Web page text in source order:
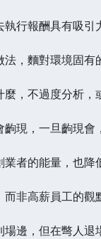
行報酬具有吸引
，麵對環境固有
，不過度分析，
現，一旦齣現會
的能量，也降
非高薪員工的觀
邊，但在彆人退